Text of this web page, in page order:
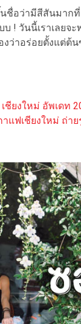
ชื่อว่ามีสีสันมาก
บ ! วันนี้เราเลย
ว่าอร่อยตั้งแต่ต้น
ยงใหม่ อัพเดท
าแฟเชียงใหม่ ถ่า